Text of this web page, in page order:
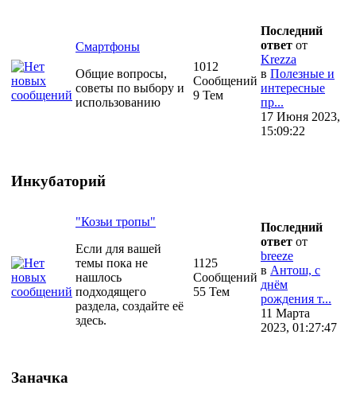
Смартфоны
Общие вопросы,
советы по выбору и
использованию
1012
Сообщений
9 Тем
Последний
ответ от
Krezza
в Полезные и
интересные
пр...
17 Июня 2023,
15:09:22
Инкубаторий
"Козьи тропы"
Если для вашей
темы пока не
нашлось
подходящего
раздела, создайте её
здесь.
1125
Сообщений
55 Тем
Последний
ответ от
breeze
в Антош, с
днём
рождения т...
11 Марта
2023, 01:27:47
Заначка